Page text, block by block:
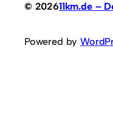
© 202611km.de –
Powered by